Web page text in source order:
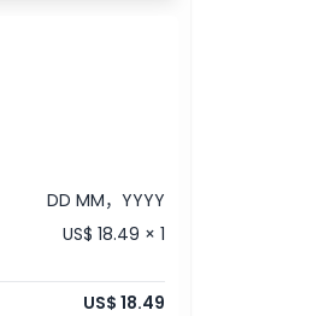
DD MM，YYYY
US$ 18.49 × 1
US$ 18.49